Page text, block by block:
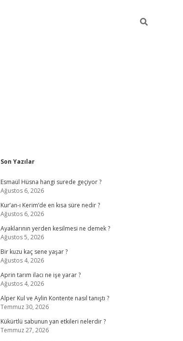
Sidebar
Son Yazılar
Esmaül Hüsna hangi surede geçiyor ?
Ağustos 6, 2026
Kur’an-ı Kerim’de en kısa süre nedir ?
Ağustos 6, 2026
Ayaklarının yerden kesilmesi ne demek ?
Ağustos 5, 2026
Bir kuzu kaç sene yaşar ?
Ağustos 4, 2026
Aprin tarım ilacı ne işe yarar ?
Ağustos 4, 2026
Alper Kul ve Aylin Kontente nasıl tanıştı ?
Temmuz 30, 2026
Kükürtlü sabunun yan etkileri nelerdir ?
Temmuz 27, 2026
ilbet yeni giriş